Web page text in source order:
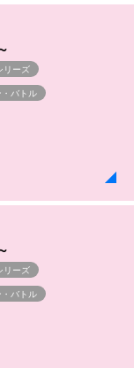
リーズ
バトル
リーズ
バトル